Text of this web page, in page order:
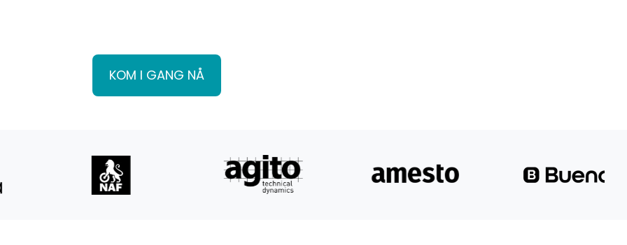
av
virksomheter
for
nettverket
KOM I GANG NÅ